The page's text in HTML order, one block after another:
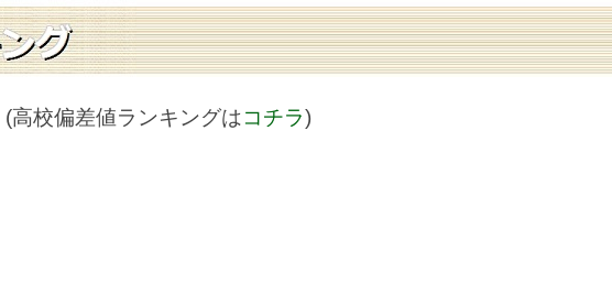
(高校偏差値ランキングはコチラ)